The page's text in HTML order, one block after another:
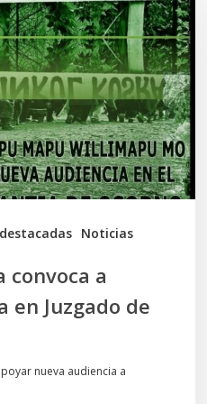
Noticias
convoca a
en Juzgado de
nueva audiencia a